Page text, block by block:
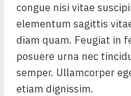
congue nisi vitae
elementum sagittis
diam quam. Feugiat in
posuere urna nec
semper. Ullamcorper
etiam dignissim.